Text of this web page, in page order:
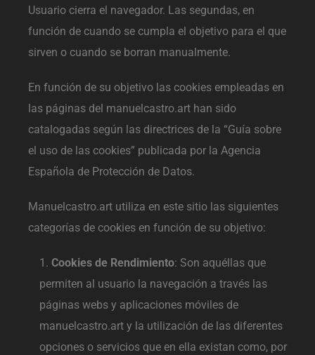
Usuario cierra el navegador. Las segundas, en
función de cuando se cumpla el objetivo para el que
sirven o cuando se borran manualmente.
En función de su objetivo las cookies empleadas en
las páginas del manuelcastro.art han sido
catalogadas según las directrices de la “Guía sobre
el uso de las cookies” publicada por la Agencia
Española de Protección de Datos.
Manuelcastro.art utiliza en este sitio las siguientes
categorías de cookies en función de su objetivo:
Cookies de Rendimiento: Son aquéllas que
permiten al usuario la navegación a través las
páginas webs y aplicaciones móviles de
manuelcastro.art y la utilización de las diferentes
opciones o servicios que en ella existan como, por